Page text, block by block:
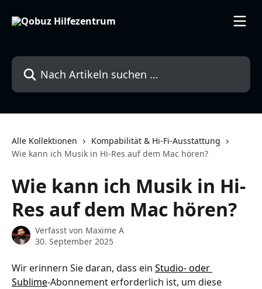
Nach Artikeln suchen …
Alle Kollektionen
Kompabilität & Hi-Fi-Ausstattung
Wie kann ich Musik in Hi-Res auf dem Mac hören?
Wie kann ich Musik in Hi-
Res auf dem Mac hören?
Verfasst von Maxime A
30. September 2025
Wir erinnern Sie daran, dass ein Studio- oder
Sublime-Abonnement erforderlich ist, um diese